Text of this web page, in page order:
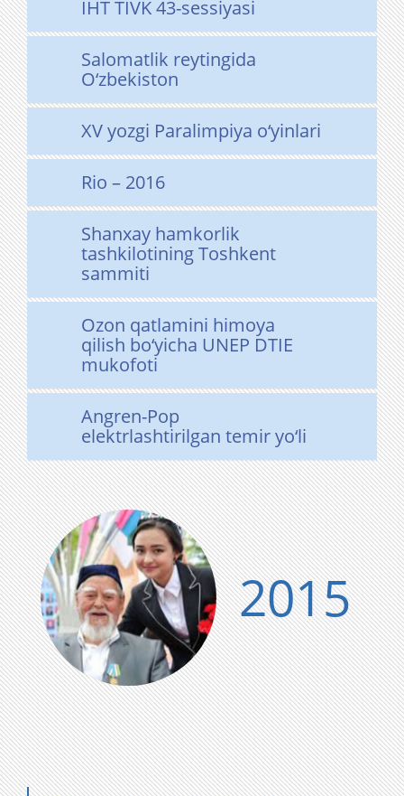
IHT TIVK 43-sessiyasi
Salomatlik reytingida
O‘zbekiston
XV yozgi Paralimpiya o‘yinlari
Rio – 2016
Shanxay hamkorlik
tashkilotining Toshkent
sammiti
Ozon qatlamini himoya
qilish bo‘yicha UNEP DTIE
mukofoti
Angren-Pop
elektrlashtirilgan temir yo‘li
2015